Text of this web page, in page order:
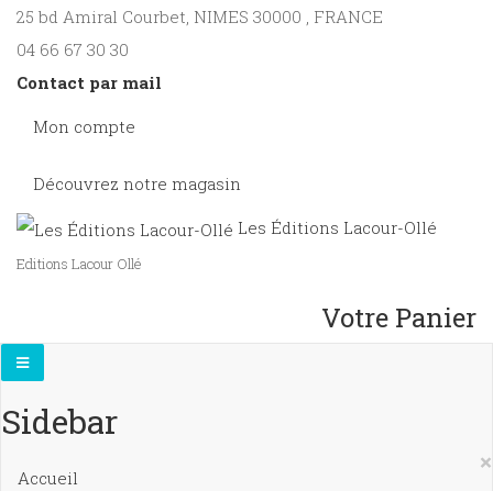
25 bd Amiral Courbet, NIMES 30000 , FRANCE
04 66 67 30 30
Contact par mail
Mon compte
Découvrez notre magasin
Les Éditions Lacour-Ollé
Editions Lacour Ollé
Votre Panier
Sidebar
×
Accueil